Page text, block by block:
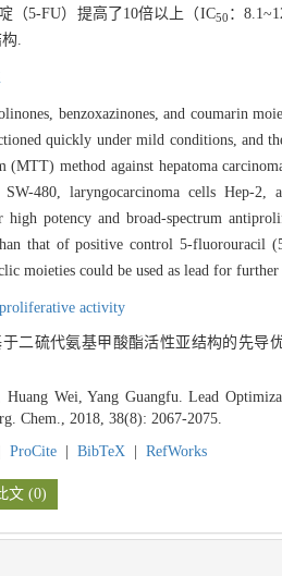
（5-FU）提高了10倍以上（IC50 ：
.
benzoxazinones, and coumarin
quickly under mild conditions, and
method against hepatoma
480, laryngocarcinoma cells Hep-2,
high potency and broad-spectrum
that of positive control 5-fluorouracil
moieties could be used as lead for
activity
二硫代氨基甲酸酯活性亚结构的先导
Huang Wei, Yang Guangfu. Lead
Chem., 2018, 38(8): 2067-2075.
ProCite BibTeX RefWorks
文 (0)